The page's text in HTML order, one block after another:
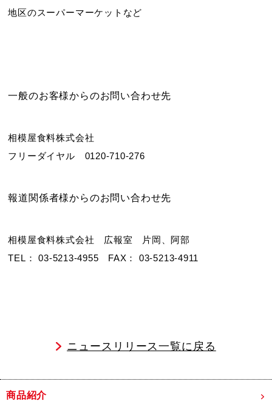
地区のスーパーマーケットなど
一般のお客様からのお問い合わせ先
相模屋食料株式会社
フリーダイヤル 0120-710-276
報道関係者様からのお問い合わせ先
相模屋食料株式会社 広報室 片岡、阿部
TEL： 03-5213-4955 FAX： 03-5213-4911
ニュースリリース一覧に戻る
商品紹介